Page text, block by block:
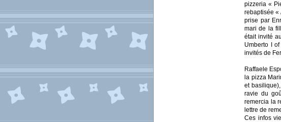
pizzeria «
rebaptisée «
prise par
mari de la
était invité
Umberto I
invités de
Raffaele
la pizza
et
ravie du
remercia la
lettre de
Ces infos